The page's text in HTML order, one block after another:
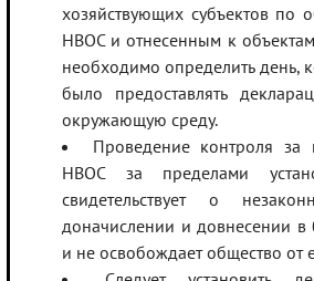
хозяйствующих субъектов по
НВОС и отнесенным к
необходимо определить день,
было предоставлять
окружающую среду.
Проведение контроля за
НВОС за пределами
свидетельствует о
доначислении и довнесении
и не освобождает общество от